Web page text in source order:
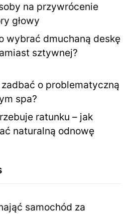
na przywrócenie
głowy
wybrać dmuchaną deskę
sztywnej?
o problematyczną
spa?
ratunku – jak
naturalną odnowę
samochód za